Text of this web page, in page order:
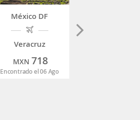
México DF
Veracruz
MXN 718
Encontrado el 06 Ago